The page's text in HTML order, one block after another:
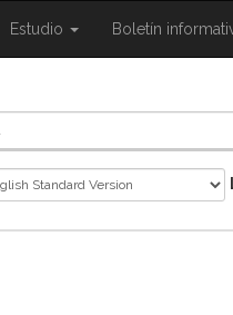
Estudio
{{
Boletín